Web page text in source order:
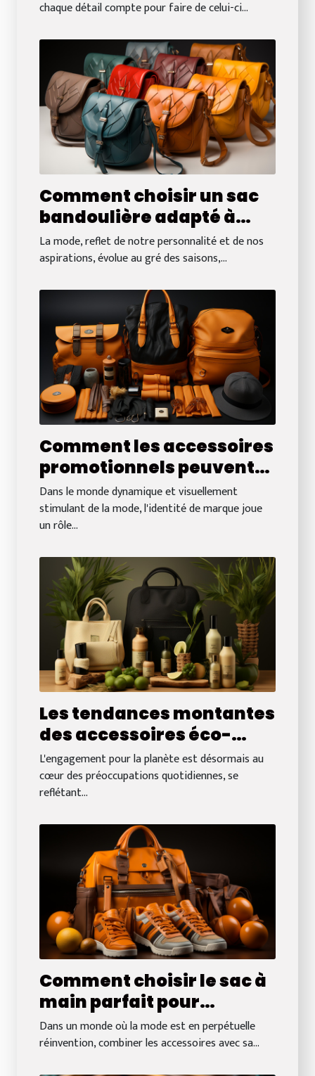
choisir pour compléter
chaque détail compte pour faire de celui-ci...
Comment choisir un sac
bandoulière adapté à
chaque saison :
matériaux et couleurs
La mode, reflet de notre personnalité et de nos
aspirations, évolue au gré des saisons,...
Comment les accessoires
promotionnels peuvent
renforcer l'identité de
marque dans le secteur
de la mode
Dans le monde dynamique et visuellement
stimulant de la mode, l'identité de marque joue
un rôle...
Les tendances montantes
des accessoires éco-
responsables en 2023
L'engagement pour la planète est désormais au
cœur des préoccupations quotidiennes, se
reflétant...
Comment choisir le sac à
main parfait pour
compléter votre
collection de sneakers
Dans un monde où la mode est en perpétuelle
réinvention, combiner les accessoires avec sa...